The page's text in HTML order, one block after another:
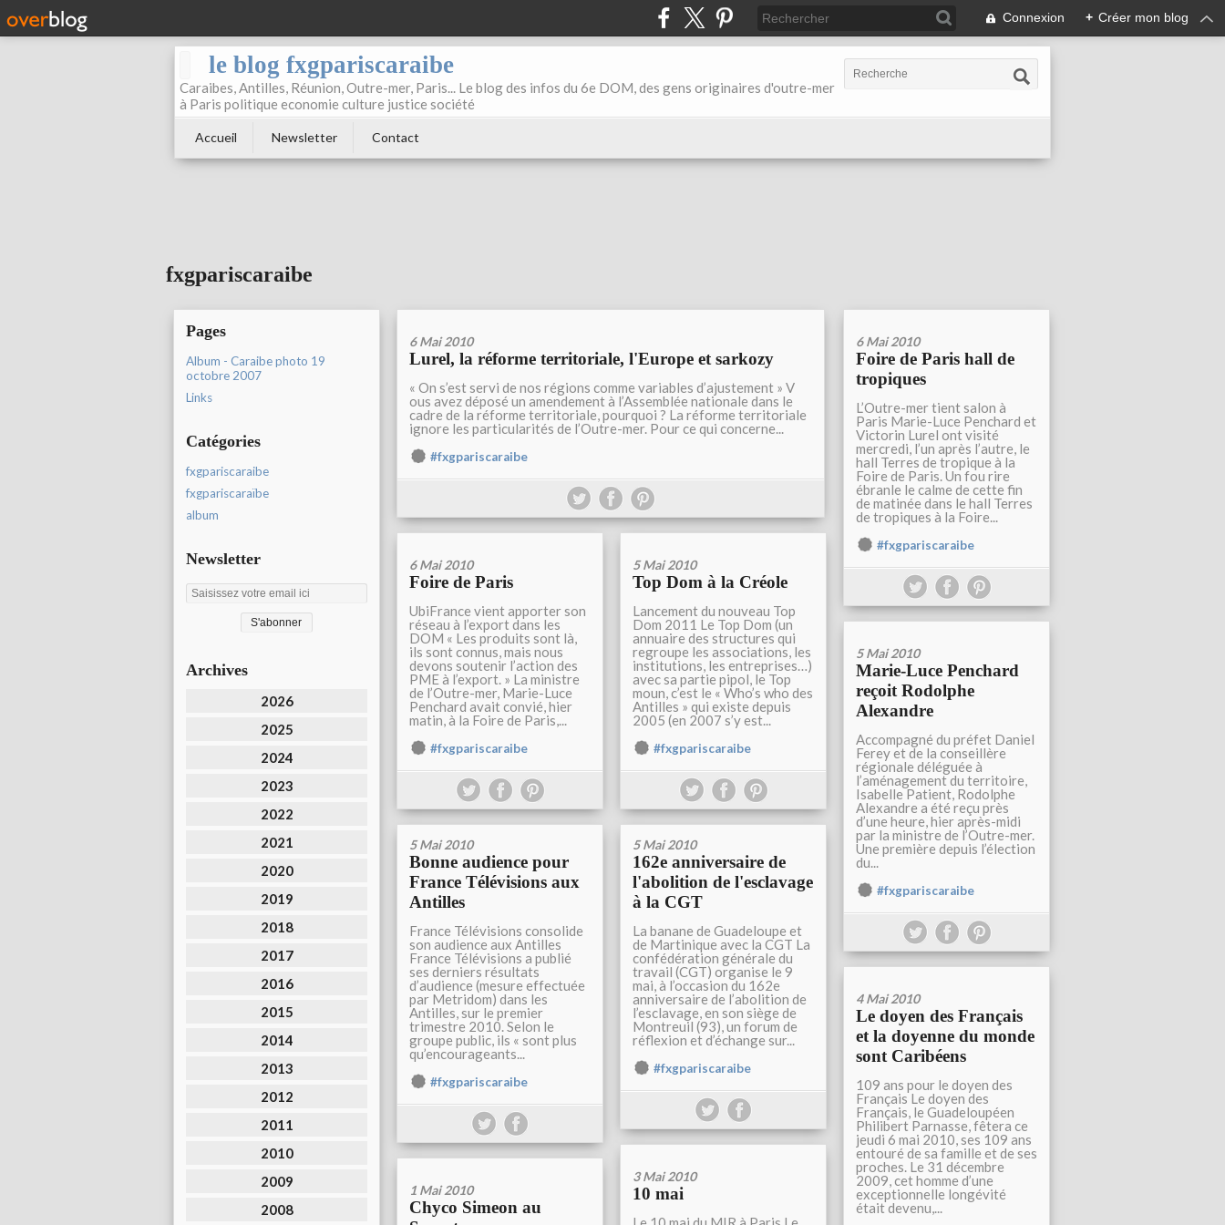
Connexion + Créer mon blog
le blog fxgpariscaraibe
Caraibes, Antilles, Réunion, Outre-mer, Paris... Le blog des infos du 6e DOM, des gens originaires d'outre-mer
à Paris politique economie culture justice société
Accueil Newsletter Contact
fxgpariscaraibe
Pages
Album - Caraibe photo 19
octobre 2007
Links
Catégories
fxgpariscaraibe
fxgpariscaraïbe
album
Newsletter
Archives
2026
2025
2024
2023
2022
2021
2020
2019
2018
2017
2016
2015
2014
2013
2012
2011
2010
2009
2008
6 Mai 2010
Lurel, la réforme territoriale, l'Europe et sarkozy
« On s’est servi de nos régions comme variables d’ajustement » V
ous avez déposé un amendement à l’Assemblée nationale dans le
cadre de la réforme territoriale, pourquoi ? La réforme territoriale
ignore les particularités de l’Outre-mer. Pour ce qui concerne...
#fxgpariscaraibe
6 Mai 2010
Foire de Paris hall de
tropiques
L’Outre-mer tient salon à
Paris Marie-Luce Penchard et
Victorin Lurel ont visité
mercredi, l’un après l’autre, le
hall Terres de tropique à la
Foire de Paris. Un fou rire
ébranle le calme de cette fin
de matinée dans le hall Terres
de tropiques à la Foire...
#fxgpariscaraibe
6 Mai 2010
Foire de Paris
UbiFrance vient apporter son
réseau à l’export dans les
DOM « Les produits sont là,
ils sont connus, mais nous
devons soutenir l’action des
PME à l’export. » La ministre
de l’Outre-mer, Marie-Luce
Penchard avait convié, hier
matin, à la Foire de Paris,...
#fxgpariscaraibe
5 Mai 2010
Top Dom à la Créole
Lancement du nouveau Top
Dom 2011 Le Top Dom (un
annuaire des structures qui
regroupe les associations, les
institutions, les entreprises…)
avec sa partie pipol, le Top
moun, c’est le « Who’s who des
Antilles » qui existe depuis
2005 (en 2007 s’y est...
#fxgpariscaraibe
5 Mai 2010
Marie-Luce Penchard
reçoit Rodolphe
Alexandre
Accompagné du préfet Daniel
Ferey et de la conseillère
régionale déléguée à
l’aménagement du territoire,
Isabelle Patient, Rodolphe
Alexandre a été reçu près
d’une heure, hier après-midi
par la ministre de l’Outre-mer.
Une première depuis l’élection
du...
#fxgpariscaraibe
5 Mai 2010
Bonne audience pour
France Télévisions aux
Antilles
France Télévisions consolide
son audience aux Antilles
France Télévisions a publié
ses derniers résultats
d’audience (mesure effectuée
par Metridom) dans les
Antilles, sur le premier
trimestre 2010. Selon le
groupe public, ils « sont plus
qu’encourageants...
#fxgpariscaraibe
5 Mai 2010
162e anniversaire de
l'abolition de l'esclavage
à la CGT
La banane de Guadeloupe et
de Martinique avec la CGT La
confédération générale du
travail (CGT) organise le 9
mai, à l’occasion du 162e
anniversaire de l’abolition de
l’esclavage, en son siège de
Montreuil (93), un forum de
réflexion et d’échange sur...
#fxgpariscaraibe
4 Mai 2010
Le doyen des Français
et la doyenne du monde
sont Caribéens
109 ans pour le doyen des
Français Le doyen des
Français, le Guadeloupéen
Philibert Parnasse, fêtera ce
jeudi 6 mai 2010, ses 109 ans
entouré de sa famille et de ses
proches. Le 31 décembre
2009, cet homme d’une
exceptionnelle longévité
était devenu,...
3 Mai 2010
10 mai
1 Mai 2010
Chyco Simeon au